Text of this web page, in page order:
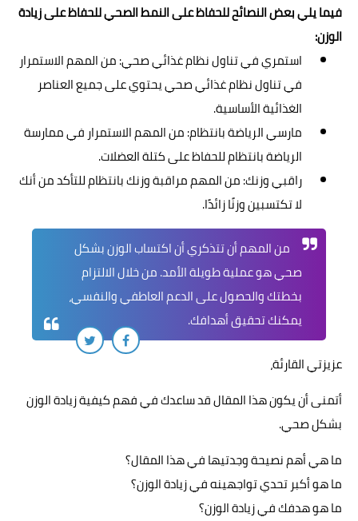
فيما يلي بعض النصائح للحفاظ على النمط الصحي للحفاظ على زيادة
الوزن:
استمري في تناول نظام غذائي صحي: من المهم الاستمرار
في تناول نظام غذائي صحي يحتوي على جميع العناصر
الغذائية الأساسية.
مارسي الرياضة بانتظام: من المهم الاستمرار في ممارسة
الرياضة بانتظام للحفاظ على كتلة العضلات.
راقبي وزنك: من المهم مراقبة وزنك بانتظام للتأكد من أنك
لا تكتسبين وزنًا زائدًا.
من المهم أن تتذكري أن اكتساب الوزن بشكل
صحي هو عملية طويلة الأمد. من خلال الالتزام
بخطتك والحصول على الدعم العاطفي والنفسي،
يمكنك تحقيق أهدافك.
عزيزتي القارئة،
أتمنى أن يكون هذا المقال قد ساعدك في فهم كيفية زيادة الوزن
بشكل صحي.
ما هي أهم نصيحة وجدتيها في هذا المقال؟
ما هو أكبر تحدي تواجهينه في زيادة الوزن؟
ما هو هدفك في زيادة الوزن؟